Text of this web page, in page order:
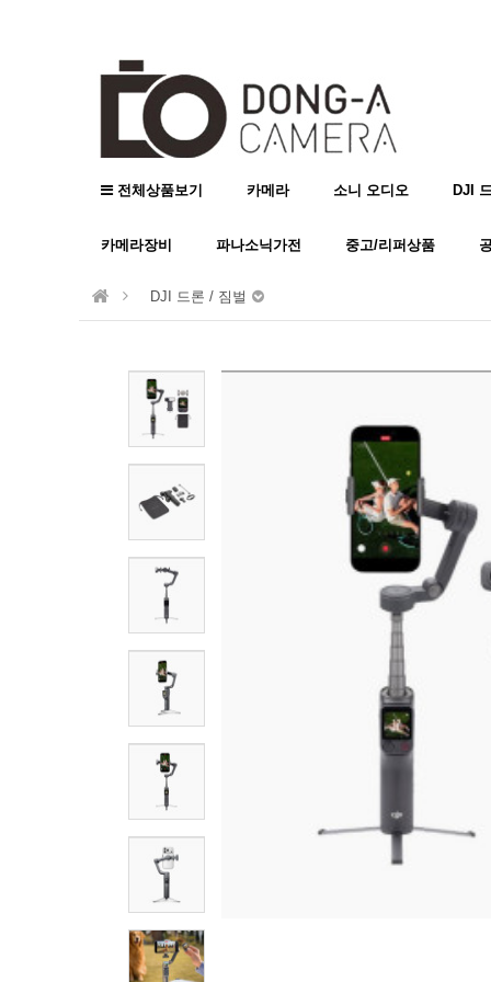
전체상품보기 카메라 소니 오디오 DJI
카메라장비 파나소닉가전 중고/리퍼상품
DJI 드론 / 짐벌